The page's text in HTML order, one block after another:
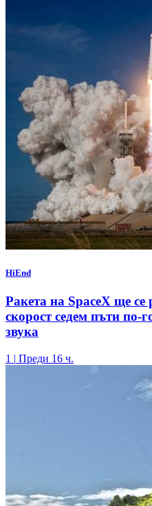
HiEnd
Ракета на SpaceX ще се
скорост седем пъти по-
звука
1 | Преди 16 ч.